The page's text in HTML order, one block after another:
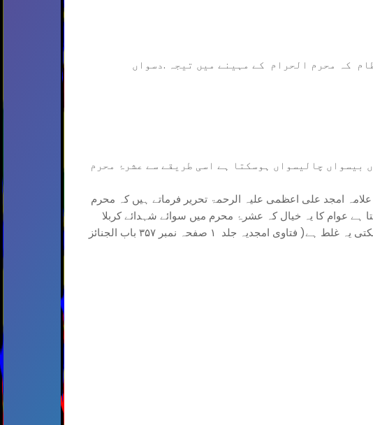
کہ محرم الحرام کے مہینے میں تیجہ .دسواں
بیسواں چالیسواں ہوسکتا ہے اسی طریقے سے عشرۂ محرم
امجد علی اعظمی علیہ الرحمۃ تحریر فرماتے ہیں کہ محرم
ہے عوام کا یہ خیال کہ عشرۂ محرم میں سوائے شہدائے کربلا
رضی اللہ عنہم کے دوسرے کی فاتحہ نہیں ہو سکتی یہ غلط ہے( فتاوی امجدیہ جلد ۱ صفحہ نمبر ۳۵۷ باب الجنائز